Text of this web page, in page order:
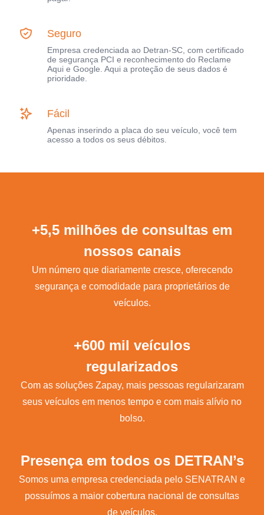
Seguro
Empresa credenciada ao Detran-SC, com certificado
de segurança PCI e reconhecimento do Reclame
Aqui e Google. Aqui a proteção de seus dados é
prioridade.
Fácil
Apenas inserindo a placa do seu veículo, você tem
acesso a todos os seus débitos.
+5,5 milhões de consultas em
nossos canais
Um número que diariamente cresce, oferecendo
segurança e comodidade para proprietários de
veículos.
+600 mil veículos
regularizados
Com as soluções Zapay, mais pessoas regularizaram
seus veículos em menos tempo e com mais alívio no
bolso.
Presença em todos os DETRAN’s
Somos uma empresa credenciada pelo SENATRAN e
possuímos a maior cobertura nacional de consultas
de veículos.